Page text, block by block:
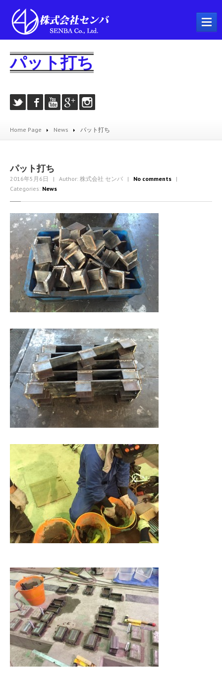
会社概要
プラント工事
製缶工事
機械器具設置工事
とび・土工工事
建築工事
その他、製作・補修工事
アルミTIG溶接動画
開先加工機 RIDGID社製B-500100A〜無制限 t12.7までと広範囲 動画
従業員資格取得状況
設備環境
最新情報
お問い合わせ
求人情報
個人情報保護方針
アクセス
サイトマップ
パット打ち
Home Page News パット打ち
パット打ち
2016年5月6日 | Author: 株式会社 センバ | No comments |
Categories: News